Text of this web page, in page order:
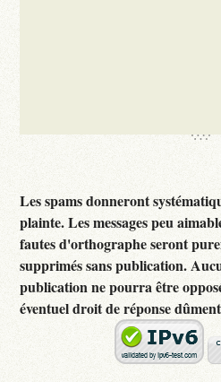
Les spams donneront
plainte. Les messages peu
fautes d'orthographe seront
supprimés sans publication.
publication ne pourra être
éventuel droit de réponse